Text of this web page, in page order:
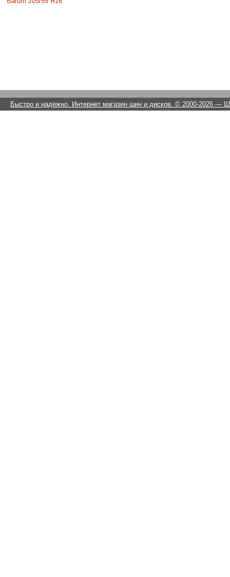
Быстро и надежно. Интернет магазин шин и дисков. © 2000-2026 —